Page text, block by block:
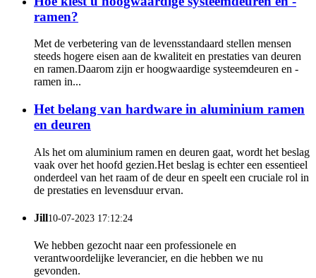
ramen?
Met de verbetering van de levensstandaard stellen mensen
steeds hogere eisen aan de kwaliteit en prestaties van deuren
en ramen.Daarom zijn er hoogwaardige systeemdeuren en -
ramen in...
Het belang van hardware in aluminium ramen
en deuren
Als het om aluminium ramen en deuren gaat, wordt het beslag
vaak over het hoofd gezien.Het beslag is echter een essentieel
onderdeel van het raam of de deur en speelt een cruciale rol in
de prestaties en levensduur ervan.
Jill10-07-2023 17:12:24
We hebben gezocht naar een professionele en
verantwoordelijke leverancier, en die hebben we nu
gevonden.